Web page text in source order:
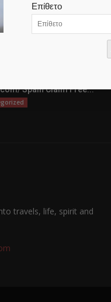
σε μένα
Spain Claim Free...
travels, life, spirit and
Επίθετο